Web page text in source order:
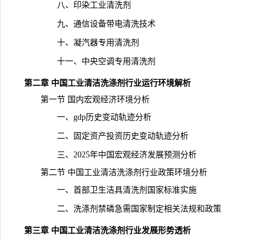
八、印染工业清洗剂
九、通信设备带电清洗技术
十、凝汽器专用清洗剂
十一、中央空调专用清洗剂
第二章 中国工业清洁洗涤剂行业运行环境解析
第一节 国内宏观经济环境分析
一、gdp历史变动轨迹分析
二、固定资产投资历史变动轨迹分析
三、2025年中国宏观经济发展预测分析
第二节 中国工业清洁洗涤剂行业政策环境分析
一、首部卫生洁具清洗剂国家标准实施
二、洗涤剂禁磷急需国家制定相关法规和政策
第三章 中国工业清洁洗涤剂行业发展形势透析